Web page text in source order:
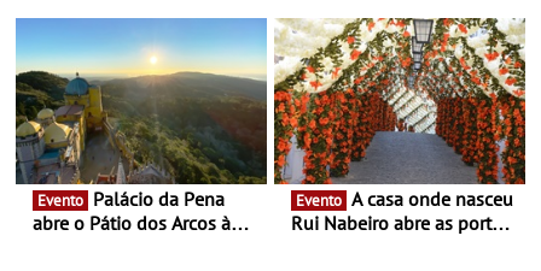
Queiroz Ribeiro - Um novo
conceito gastronómico
itinerante que percorre
Portugal
enquanto “Territórios sem
Fronteira”
Evento
abre o Pátio dos Arcos à
Evento
Rui Nabeiro abre as portas